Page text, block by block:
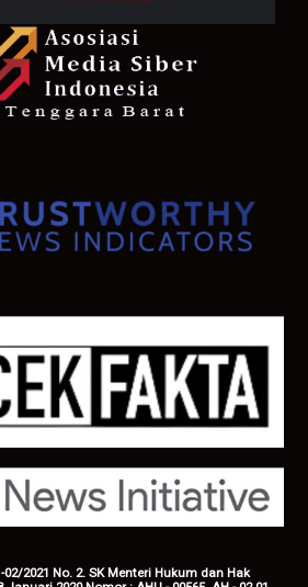
2021 No. 2. SK Menteri Hukum dan Hak